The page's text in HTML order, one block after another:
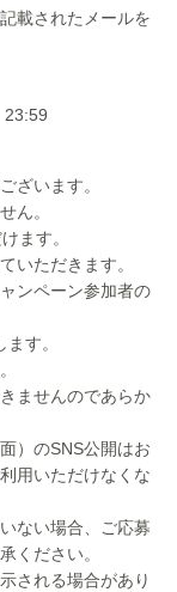
載されたメールを
23:59
ざいます。
ん。
ます。
いただきます。
ンペーン参加者の
す。
ませんのであらか
）のSNS公開はお
用いただけなくな
ない場合、ご応募
ください。
される場合があり